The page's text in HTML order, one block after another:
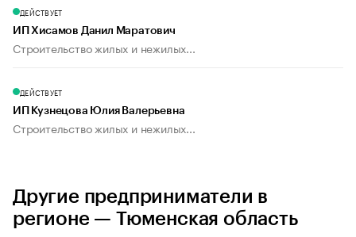
ДЕЙСТВУЕТ
ИП Хисамов Данил Маратович
Строительство жилых и нежилых...
ДЕЙСТВУЕТ
ИП Кузнецова Юлия Валерьевна
Строительство жилых и нежилых...
Другие предприниматели в
регионе — Тюменская область